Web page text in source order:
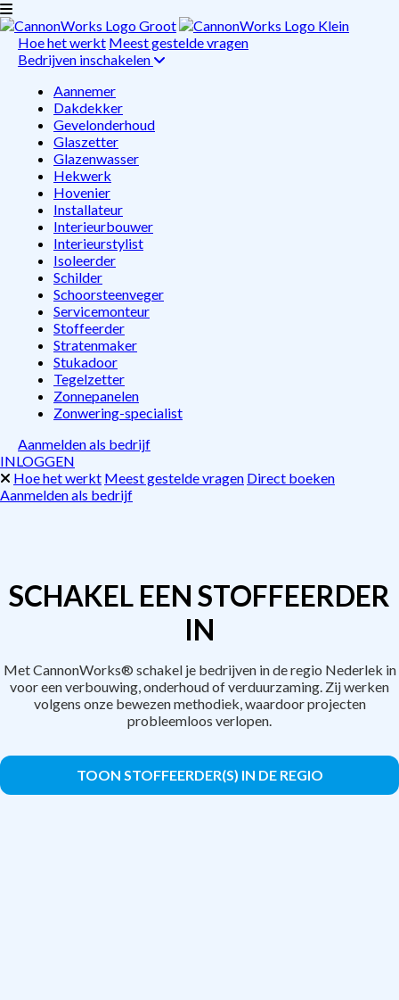
Hoe het werkt Meest gestelde vragen
Bedrijven inschakelen
Aannemer
Dakdekker
Gevelonderhoud
Glaszetter
Glazenwasser
Hekwerk
Hovenier
Installateur
Interieurbouwer
Interieurstylist
Isoleerder
Schilder
Schoorsteenveger
Servicemonteur
Stoffeerder
Stratenmaker
Stukadoor
Tegelzetter
Zonnepanelen
Zonwering-specialist
Aanmelden als bedrijf
INLOGGEN
Hoe het werkt Meest gestelde vragen Direct boeken
Aanmelden als bedrijf
SCHAKEL EEN STOFFEERDER
IN
Met CannonWorks® schakel je bedrijven in de regio Nederlek in
voor een verbouwing, onderhoud of verduurzaming. Zij werken
volgens onze bewezen methodiek, waardoor projecten
probleemloos verlopen.
TOON STOFFEERDER(S) IN DE REGIO